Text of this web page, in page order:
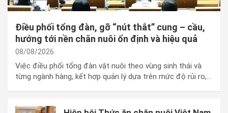
Điều phối tổng đàn, gỡ “nút thắt” cung – cầu,
hướng tới nền chăn nuôi ổn định và hiệu quả
08/08/2026
Việc điều phối tổng đàn vật nuôi theo vùng sinh thái và
từng ngành hàng, kết hợp quản lý dựa trên mức độ rủi ro,
tăng đàn, giá thấp giảm đàn”, tạo nền tảng cho ngành